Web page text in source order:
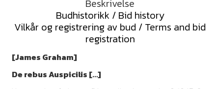
Beskrivelse
Budhistorikk / Bid history
Vilkår og registrering av bud / Terms and bid
registration
[James Graham]
De rebus Auspicilis […]